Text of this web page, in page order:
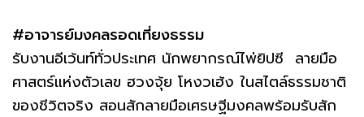
#อาจารย์มงคลรอดเที่ยงธรรม
รับงานอีเว้นท์ทั่วประเทศ นักพยากรณ์ไพ่ยิปซี ลายมือ
ศาสตร์แห่งตัวเลข ฮวงจุ้ย โหงวเฮ้ง ในสไตล์ธรรมชาติ
ของชีวิตจริง สอนสักลายมือเศรษฐีมงคลพร้อมรับสัก